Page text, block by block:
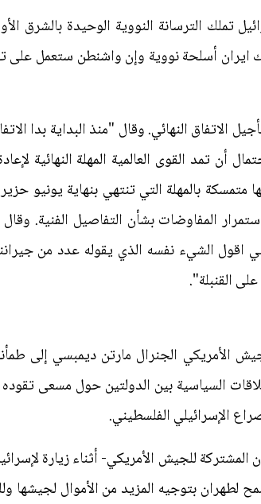
تملك الترسانة النووية الوحيدة بالشرق
أسلحة نووية وإن واشنطن ستعمل على
الاتفاق النهائي. وقال "منذ البداية
أن تمد القوى العالمية المهلة النهائية
متمسكة بالمهلة التي تنتهي بنهاية يونيو
المفاوضات بشأن التفاصيل الفنية.
الشيء نفسه الذي يقوله عدد من
القنبلة".
الجنرال مارتن ديمبسي إلى
السياسية بين الدولتين حول مسعى
الإسرائيلي الفلسطيني.
للجيش الأمريكي- أثناء زيارة
لطهران بتوجيه المزيد من الأموال لجيشها